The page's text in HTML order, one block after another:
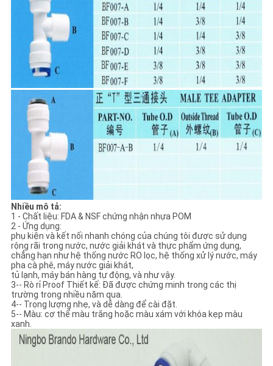
Nhiều mô tả:
1 - Chất liệu: FDA & NSF chứng nhận nhựa POM
2 - Ứng dụng:
phụ kiện và kết nối nhanh chóng của chúng tôi được sử dụng
rộng rãi trong nước, nước giải khát và thực phẩm ứng dụng,
chẳng hạn như hệ thống nước RO lọc, hệ thống xử lý nước, máy
pha cà phê, máy nước giải khát,
tủ lạnh, máy bán hàng tự động, và như vậy.
3-- Rò rỉ Proof Thiết kế: Đã được chứng minh trong các thị
trường trong nhiều năm qua.
4-- Trọng lượng nhẹ, và dễ dàng để cài đặt.
5-- Màu: cơ thể màu trắng hoặc màu xám với khóa kẹp màu
xanh.